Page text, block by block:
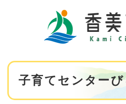
本
子育てセンター